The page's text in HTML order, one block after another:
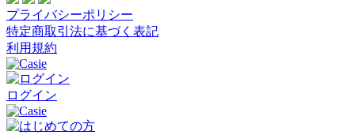
プライバシーポリシー
特定商取引法に基づく表記
利用規約
ログイン